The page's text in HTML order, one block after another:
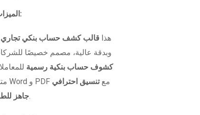
الميزات:
هذا قالب كشف حساب بنكي تجاري
وبدقة عالية، مصمم خصيصًا
كشوف حساب بنكية رسمية
متطلبات التمويل. متوفر بصيغتي Word و PDF معتنسيق احترافي
جاهز.